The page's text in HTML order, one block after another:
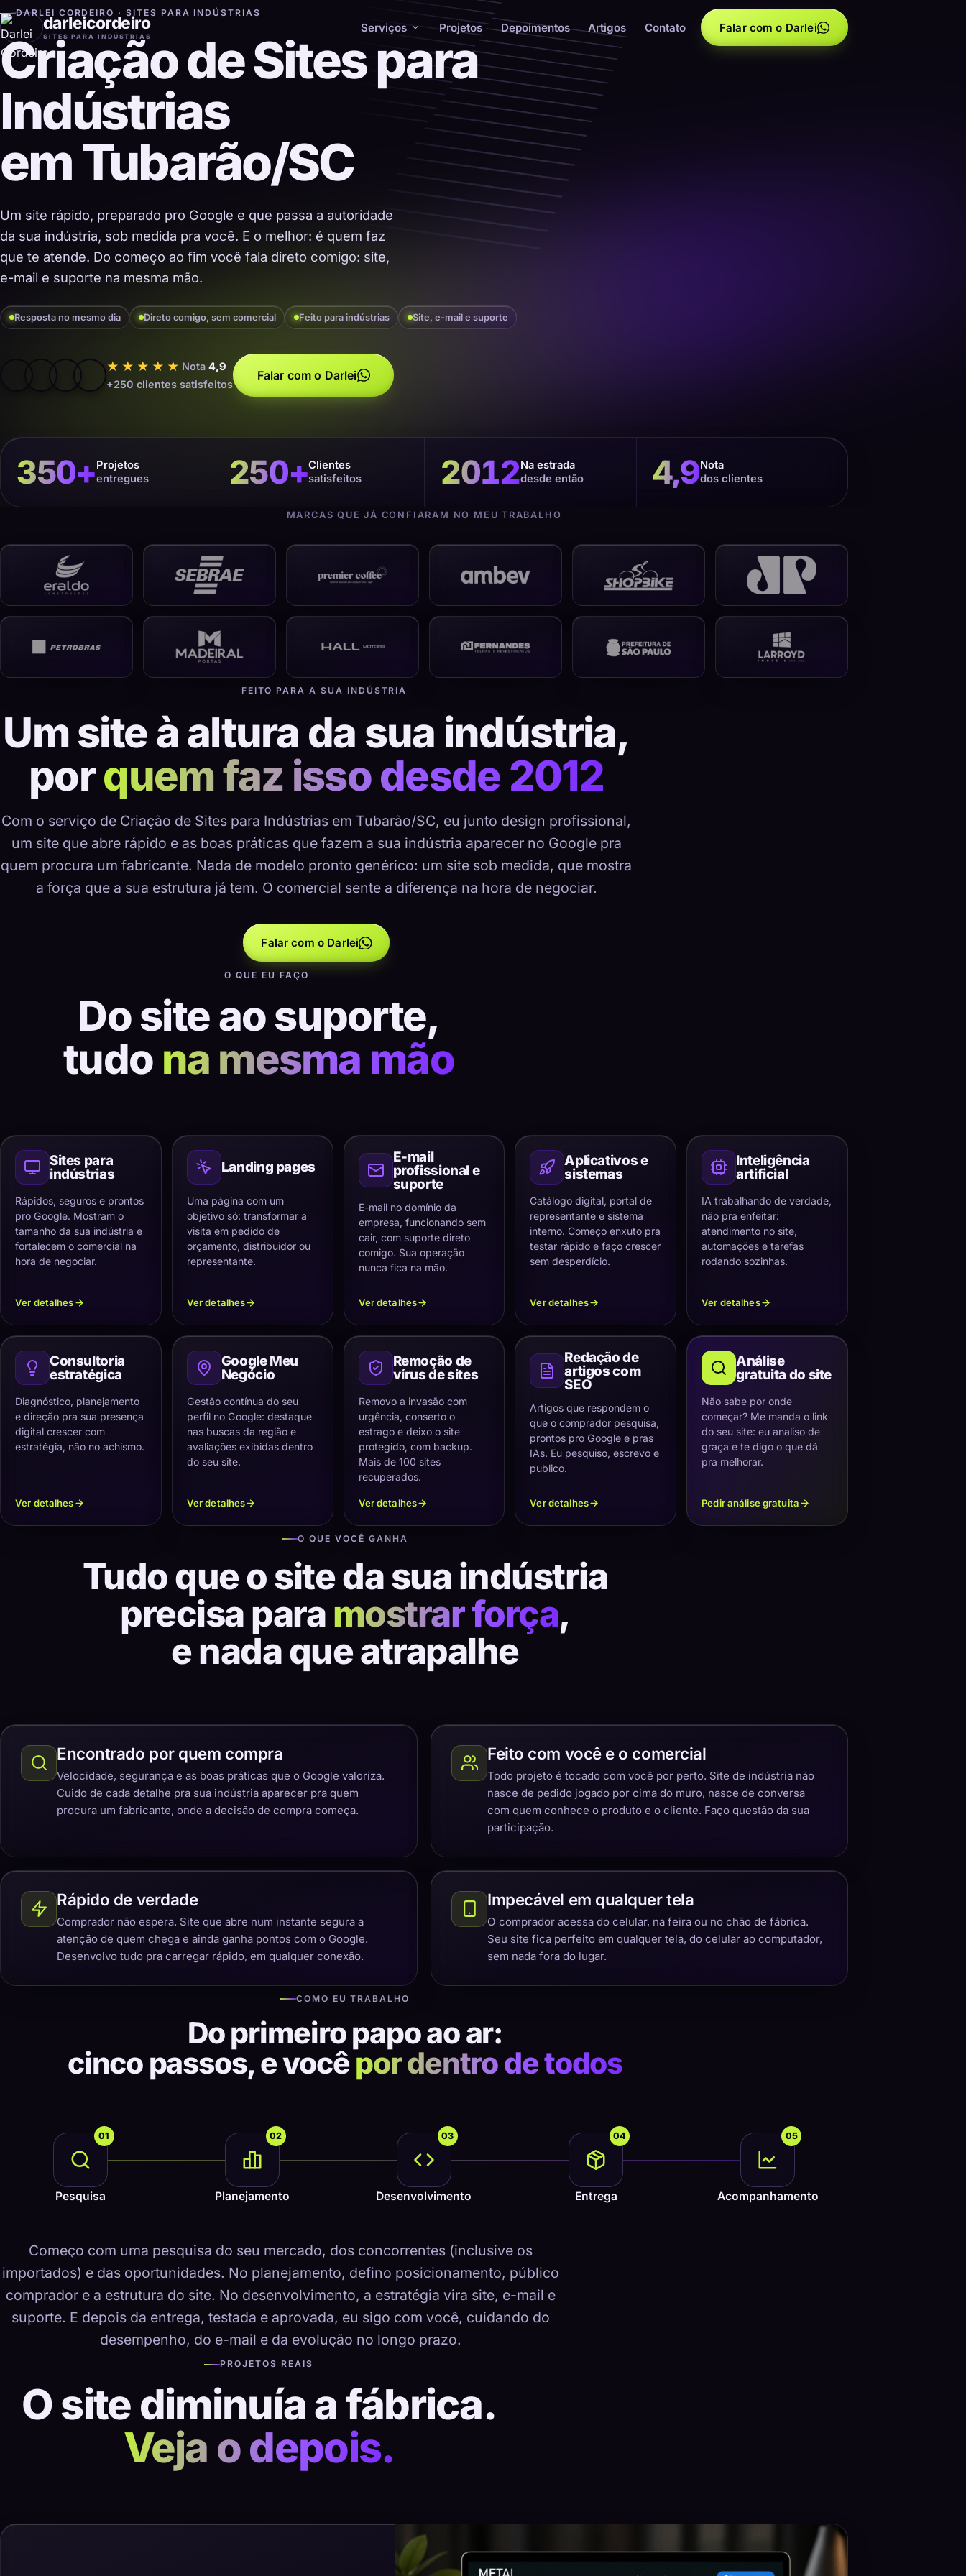
darleicordeiro
SITES PARA INDÚSTRIAS
Serviços Projetos Depoimentos Artigos Contato Falar com o Darlei
DARLEI CORDEIRO · SITES PARA INDÚSTRIAS
Criação de Sites para
Indústrias
em Tubarão/SC
Um site rápido, preparado pro Google e que passa a autoridade
da sua indústria, sob medida pra você. E o melhor: é quem faz
que te atende. Do começo ao fim você fala direto comigo: site,
e-mail e suporte na mesma mão.
Resposta no mesmo dia Direto comigo, sem comercial Feito para indústrias Site, e-mail e suporte
★★★★★ Nota 4,9
+250 clientes satisfeitos
Falar com o Darlei
350+Projetos
entregues
250+Clientes
satisfeitos
2012Na estrada
desde então
4,9Nota
dos clientes
MARCAS QUE JÁ CONFIARAM NO MEU TRABALHO
FEITO PARA A SUA INDÚSTRIA
Um site à altura da sua indústria,
porquem faz isso desde 2012
Com o serviço de Criação de Sites para Indústrias em Tubarão/SC, eu junto design profissional,
um site que abre rápido e as boas práticas que fazem a sua indústria aparecer no Google pra
quem procura um fabricante. Nada de modelo pronto genérico: um site sob medida, que mostra
a força que a sua estrutura já tem. O comercial sente a diferença na hora de negociar.
Falar com o Darlei
O QUE EU FAÇO
Do site ao suporte,
tudo na mesma mão
Sites para
indústrias
Rápidos, seguros e prontos
pro Google. Mostram o
tamanho da sua indústria e
fortalecem o comercial na
hora de negociar.
Ver detalhes
Landing pages
Uma página com um
objetivo só: transformar a
visita em pedido de
orçamento, distribuidor ou
representante.
Ver detalhes
E-mail
profissional e
suporte
E-mail no domínio da
empresa, funcionando sem
cair, com suporte direto
comigo. Sua operação
nunca fica na mão.
Ver detalhes
Aplicativos e
sistemas
Catálogo digital, portal de
representante e sistema
interno. Começo enxuto pra
testar rápido e faço crescer
sem desperdício.
Ver detalhes
Inteligência
artificial
IA trabalhando de verdade,
não pra enfeitar:
atendimento no site,
automações e tarefas
rodando sozinhas.
Ver detalhes
Consultoria
estratégica
Diagnóstico, planejamento
e direção pra sua presença
digital crescer com
estratégia, não no achismo.
Ver detalhes
Google Meu
Negócio
Gestão contínua do seu
perfil no Google: destaque
nas buscas da região e
avaliações exibidas dentro
do seu site.
Ver detalhes
Remoção de
vírus de sites
Removo a invasão com
urgência, conserto o
estrago e deixo o site
protegido, com backup.
Mais de 100 sites
recuperados.
Ver detalhes
Redação de
artigos com
SEO
Artigos que respondem o
que o comprador pesquisa,
prontos pro Google e pras
IAs. Eu pesquiso, escrevo e
publico.
Ver detalhes
Análise
gratuita do site
Não sabe por onde
começar? Me manda o link
do seu site: eu analiso de
graça e te digo o que dá
pra melhorar.
Pedir análise gratuita
O QUE VOCÊ GANHA
Tudo que o site da sua indústria
precisa para mostrar força,
e nada que atrapalhe
Encontrado por quem compra
Velocidade, segurança e as boas práticas que o Google valoriza.
Cuido de cada detalhe pra sua indústria aparecer pra quem
procura um fabricante, onde a decisão de compra começa.
Feito com você e o comercial
Todo projeto é tocado com você por perto. Site de indústria não
nasce de pedido jogado por cima do muro, nasce de conversa
com quem conhece o produto e o cliente. Faço questão da sua
participação.
Rápido de verdade
Comprador não espera. Site que abre num instante segura a
atenção de quem chega e ainda ganha pontos com o Google.
Desenvolvo tudo pra carregar rápido, em qualquer conexão.
Impecável em qualquer tela
O comprador acessa do celular, na feira ou no chão de fábrica.
Seu site fica perfeito em qualquer tela, do celular ao computador,
sem nada fora do lugar.
COMO EU TRABALHO
Do primeiro papo ao ar:
cinco passos, e vocêpor dentro de todos
01
Pesquisa
02
Planejamento
03
Desenvolvimento
04
Entrega
05
Acompanhamento
Começo com uma pesquisa do seu mercado, dos concorrentes (inclusive os
importados) e das oportunidades. No planejamento, defino posicionamento, público
comprador e a estrutura do site. No desenvolvimento, a estratégia vira site, e-mail e
suporte. E depois da entrega, testada e aprovada, eu sigo com você, cuidando do
desempenho, do e-mail e da evolução no longo prazo.
PROJETOS REAIS
O site diminuía a fábrica.
Veja o depois.